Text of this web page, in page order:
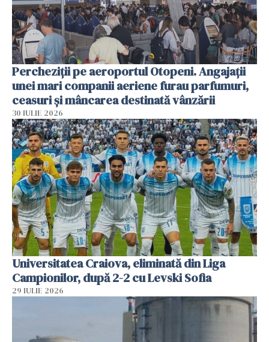
Percheziții pe aeroportul Otopeni. Angajații
unei mari companii aeriene furau parfumuri,
ceasuri și mâncarea destinată vânzării
30 IULIE 2026
Universitatea Craiova, eliminată din Liga
Campionilor, după 2-2 cu Levski Sofia
29 IULIE 2026